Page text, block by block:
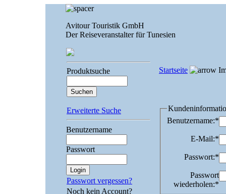
Avitour Touristik GmbH
Der Reiseveranstalter für Tunesien
Produktsuche
Erweiterte Suche
Benutzername
Passwort
Passwort vergessen?
Noch kein Account?
Startseite
Benutzername:*
E-Mail:*
Passwort:*
Passwort
wiederholen:*